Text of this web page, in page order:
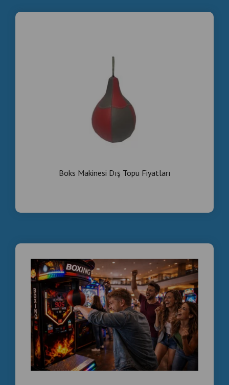
Duman Efektli Boks Makinesi – Romanya Toptan
Satışı
Karlı Yatırım: Özel Efektli Boks Makinesi
Yeni Nesil Oyun Salonu Boks Makineleriyle Gelirinizi
İşletmeler İçin Boks Makinesi – Alışveriş Merkezleri,
Romanya İçin Profesyonel Eğlence Çözümleri
Aparate de Box Arcade cu Efect de Fum – O Soluție
Profitabilă pentru Afaceri
Aparate de Box Moderne pentru Arcade în România
Aparat de Box cu Efect de Fum – Vânzare En-Gros în
România
Investiție Profitabilă: Aparat de Box cu Efecte
Speciale
Boks Makinesi Dış Topu Fiyatları